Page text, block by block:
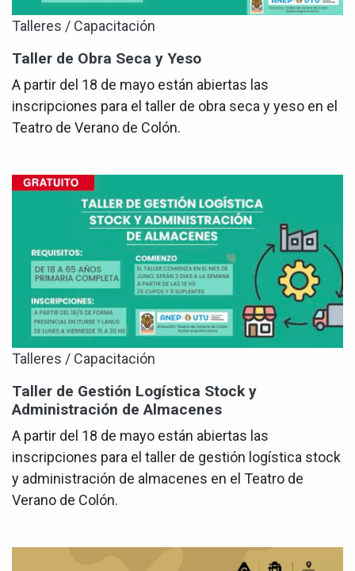
Talleres / Capacitación
Taller de Obra Seca y Yeso
A partir del 18 de mayo están abiertas las
inscripciones para el taller de obra seca y yeso en el
Teatro de Verano de Colón.
Talleres / Capacitación
Taller de Gestión Logística Stock y
Administración de Almacenes
A partir del 18 de mayo están abiertas las
inscripciones para el taller de gestión logística stock
y administración de almacenes en el Teatro de
Verano de Colón.